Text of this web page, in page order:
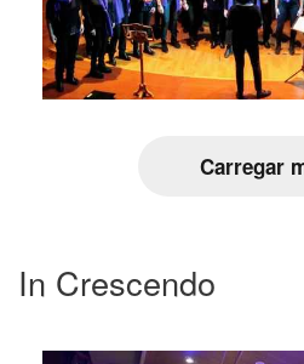
Carregar
In Crescendo